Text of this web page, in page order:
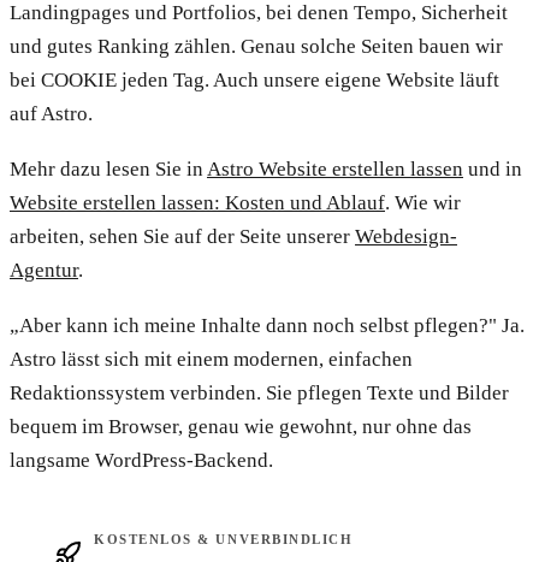
Landingpages und Portfolios, bei denen Tempo, Sicherheit
und gutes Ranking zählen. Genau solche Seiten bauen wir
bei COOKIE jeden Tag. Auch unsere eigene Website läuft
auf Astro.
Mehr dazu lesen Sie in Astro Website erstellen lassen und in
Website erstellen lassen: Kosten und Ablauf. Wie wir
arbeiten, sehen Sie auf der Seite unserer Webdesign-
Agentur.
„Aber kann ich meine Inhalte dann noch selbst pflegen?" Ja.
Astro lässt sich mit einem modernen, einfachen
Redaktionssystem verbinden. Sie pflegen Texte und Bilder
bequem im Browser, genau wie gewohnt, nur ohne das
langsame WordPress-Backend.
KOSTENLOS & UNVERBINDLICH